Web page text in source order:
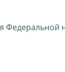
Федеральной